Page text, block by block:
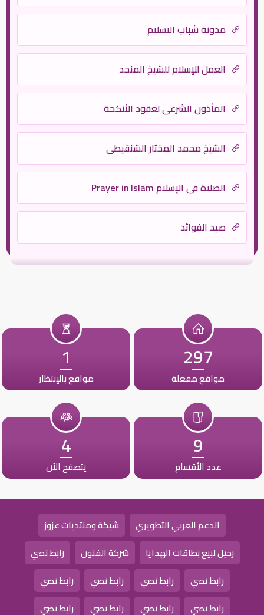
مدونة شباب الاسلام
العمل للإسلام للشيخ المنجد
المأذون الشرعي لعقود الأنكحة
الشيخ محمد المختار الشنقيطي
الصلاة في الإسلام Prayer in Islam
صيد الفوائد
297
مواقع مفعلة
1
مواقع بالإنتظار
9
عدد الأقسام
4
يتصفح الآن
الدعم العربي التطويري
شبكة ومنتديات عزوز
رحيل لبيع بطاقات الهدايا
شركة الفنون
رابط نصي
رابط نصي
رابط نصي رابط نصي
رابط نصي
رابط نصي
رابط نصي رابط نصي رابط نصي